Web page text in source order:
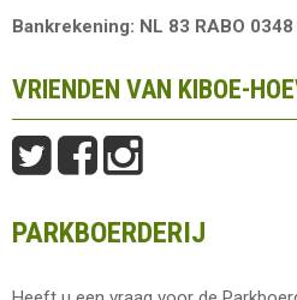
Bankrekening: NL 83 RABO
VRIENDEN VAN KIBOE-
PARKBOERDERIJ